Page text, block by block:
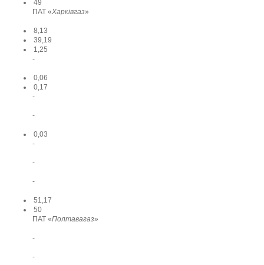
49
ПАТ «Харківгаз»
8,13
39,19
1,25
-
0,06
0,17
-
-
0,03
-
-
-
51,17
50
ПАТ «Полтавагаз»
-
-